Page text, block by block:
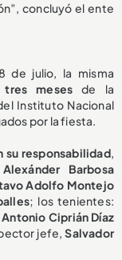
concluyó el ente
de julio, la misma
tres mesesde la
Instituto Nacional
por la fiesta.
su responsabilidad,
Barbosa
Adolfo Montejo
; los tenientes:
Ciprián Díaz
jefe,Salvador